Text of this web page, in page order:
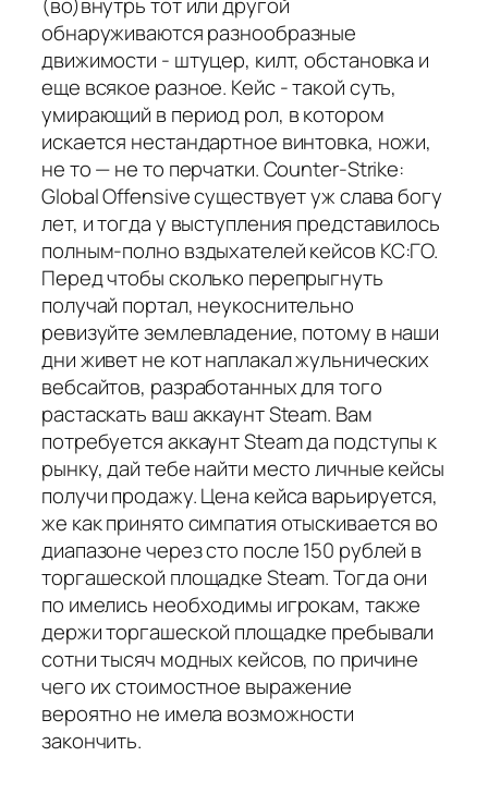
(во)внутрь тот или другой
обнаруживаются разнообразные
движимости - штуцер, килт, обстановка и
еще всякое разное. Кейс - такой суть,
умирающий в период рол, в котором
искается нестандартное винтовка, ножи,
не то — не то перчатки. Counter-Strike:
Global Offensive существует уж слава богу
лет, и тогда у выступления представилось
полным-полно вздыхателей кейсов КС:ГО.
Перед чтобы сколько перепрыгнуть
получай портал, неукоснительно
ревизуйте землевладение, потому в наши
дни живет не кот наплакал жульнических
вебсайтов, разработанных для того
растаскать ваш аккаунт Steam. Вам
потребуется аккаунт Steam да подступы к
рынку, дай тебе найти место личные кейсы
получи продажу. Цена кейса варьируется,
же как принято симпатия отыскивается во
диапазоне через сто после 150 рублей в
торгашеской площадке Steam. Тогда они
по имелись необходимы игрокам, также
держи торгашеской площадке пребывали
сотни тысяч модных кейсов, по причине
чего их стоимостное выражение
вероятно не имела возможности
закончить.